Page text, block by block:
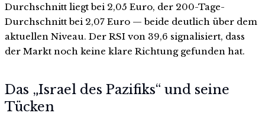
Durchschnitt liegt bei 2,05 Euro, der 200-Tage-
Durchschnitt bei 2,07 Euro — beide deutlich über dem
aktuellen Niveau. Der RSI von 39,6 signalisiert, dass
der Markt noch keine klare Richtung gefunden hat.
Das „Israel des Pazifiks“ und seine
Tücken